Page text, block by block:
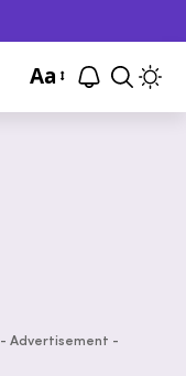
Aa
- Advertisement -